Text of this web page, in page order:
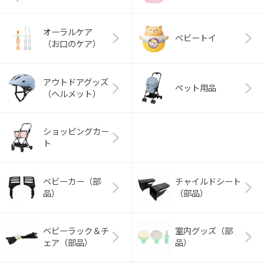
オーラルケア
（お口のケア）
ベビートイ
アウトドアグッズ
（ヘルメット）
ペット用品
ショッピングカー
ト
ベビーカー（部
品）
チャイルドシート
（部品）
ベビーラック＆チ
ェア（部品）
室内グッズ（部
品）